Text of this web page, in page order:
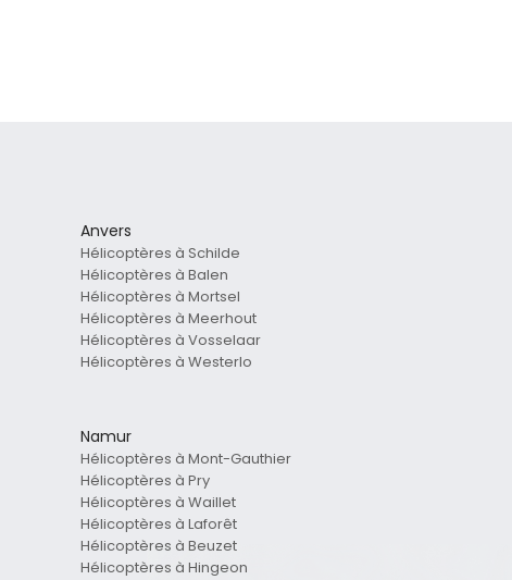
Anvers
Hélicoptères à Schilde
Hélicoptères à Balen
Hélicoptères à Mortsel
Hélicoptères à Meerhout
Hélicoptères à Vosselaar
Hélicoptères à Westerlo
Namur
Hélicoptères à Mont-Gauthier
Hélicoptères à Pry
Hélicoptères à Waillet
Hélicoptères à Laforêt
Hélicoptères à Beuzet
Hélicoptères à Hingeon